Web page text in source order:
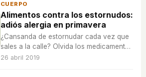
CUERPO
Alimentos contra los estornudos:
adiós alergia en primavera
¿Cansanda de estornudar cada vez que
sales a la calle? Olvida los medicamentos
y céntrate en una buena dieta para
26 abril 2019